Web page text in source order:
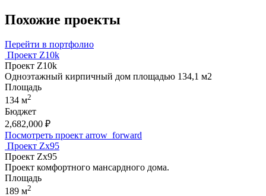
Похожие проекты
Перейти в портфолио
Проект Z10k
Проект Z10k
Одноэтажный кирпичный дом площадью 134,1 м2
Площадь
134 м2
Бюджет
2,682,000 ₽
Посмотреть проект arrow_forward
Проект Zx95
Проект Zx95
Проект комфортного мансардного дома.
Площадь
189 м2